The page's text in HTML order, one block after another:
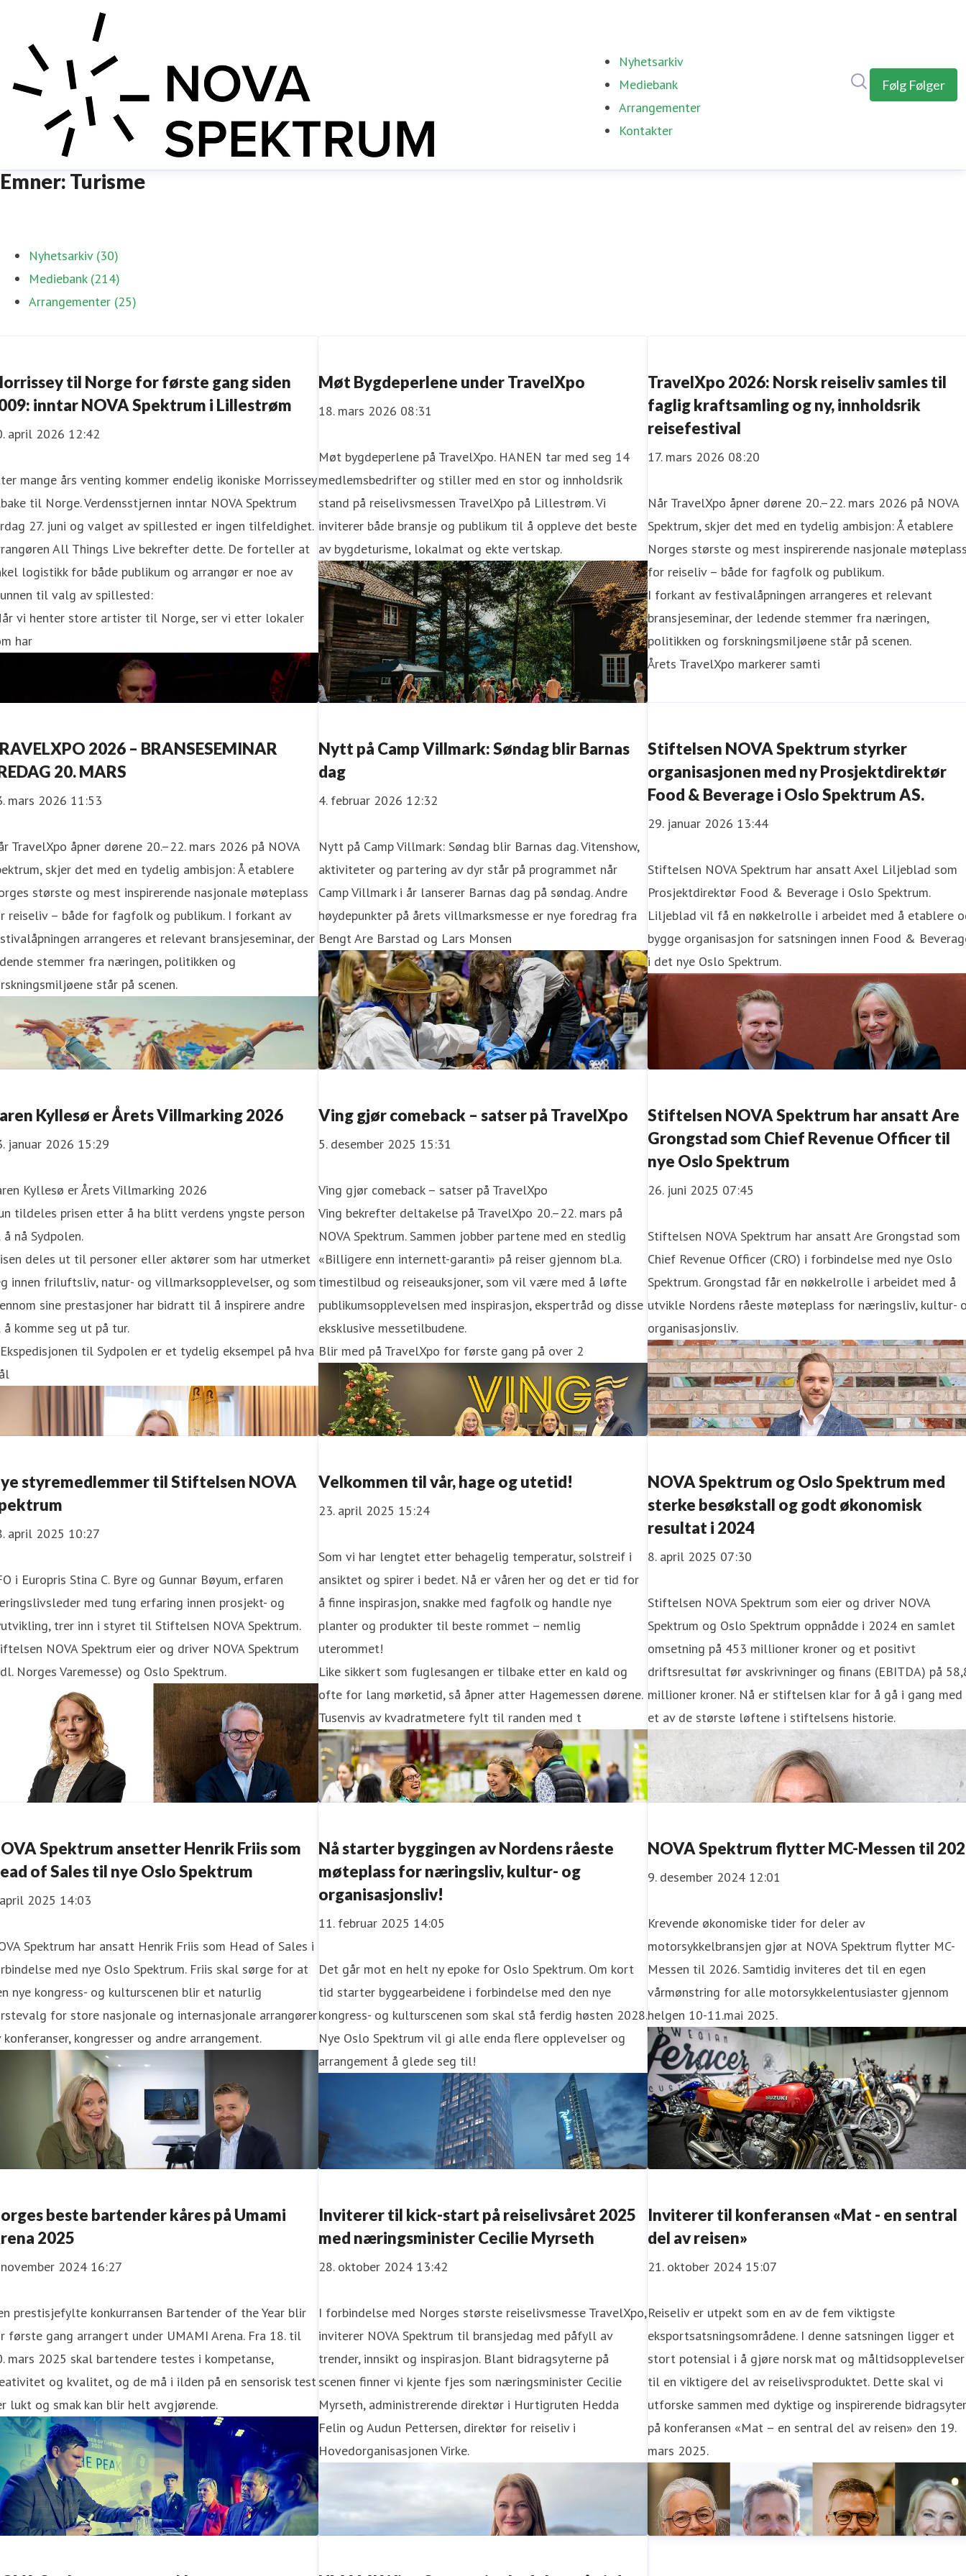
Nyhetsarkiv
Mediebank
Arrangementer
Kontakter
Følg Følger
Emner: Turisme
Nyhetsarkiv (30)
Mediebank (214)
Arrangementer (25)
til Norge for første gang siden
inntar NOVA Spektrum i Lillestrøm
april 2026 12:42
mange års venting kommer endelig ikoniske Morrissey
til Norge. Verdensstjernen inntar NOVA Spektrum
27. juni og valget av spillested er ingen tilfeldighet.
All Things Live bekrefter dette. De forteller at
logistikk for både publikum og arrangør er noe av
til valg av spillested:
vi henter store artister til Norge, ser vi etter lokaler
har
Møt Bygdeperlene under TravelXpo
18. mars 2026 08:31
Møt bygdeperlene på TravelXpo. HANEN tar med seg 14
medlemsbedrifter og stiller med en stor og innholdsrik
stand på reiselivsmessen TravelXpo på Lillestrøm. Vi
inviterer både bransje og publikum til å oppleve det beste
av bygdeturisme, lokalmat og ekte vertskap.
TravelXpo 2026: Norsk reiseliv samles til
faglig kraftsamling og ny, innholdsrik
reisefestival
17. mars 2026 08:20
Når TravelXpo åpner dørene 20.–22. mars 2026 på NOVA
Spektrum, skjer det med en tydelig ambisjon: Å etablere
Norges største og mest inspirerende nasjonale
for reiseliv – både for fagfolk og publikum.
I forkant av festivalåpningen arrangeres et relevant
bransjeseminar, der ledende stemmer fra næringen,
politikken og forskningsmiljøene står på scenen.
Årets TravelXpo markerer samti
2026 – BRANSESEMINAR
20. MARS
mars 2026 11:53
TravelXpo åpner dørene 20.–22. mars 2026 på NOVA
skjer det med en tydelig ambisjon: Å etablere
største og mest inspirerende nasjonale møteplass
reiseliv – både for fagfolk og publikum. I forkant av
arrangeres et relevant bransjeseminar, der
stemmer fra næringen, politikken og
står på scenen.
Nytt på Camp Villmark: Søndag blir Barnas
dag
4. februar 2026 12:32
Nytt på Camp Villmark: Søndag blir Barnas dag. Vitenshow,
aktiviteter og partering av dyr står på programmet når
Camp Villmark i år lanserer Barnas dag på søndag. Andre
høydepunkter på årets villmarksmesse er nye foredrag fra
Bengt Are Barstad og Lars Monsen
Stiftelsen NOVA Spektrum styrker
organisasjonen med ny Prosjektdirektør
Food & Beverage i Oslo Spektrum AS.
29. januar 2026 13:44
Stiftelsen NOVA Spektrum har ansatt Axel Liljeblad som
Prosjektdirektør Food & Beverage i Oslo Spektrum.
Liljeblad vil få en nøkkelrolle i arbeidet med å etablere
bygge organisasjon for satsningen innen Food &
i det nye Oslo Spektrum.
Kyllesø er Årets Villmarking 2026
januar 2026 15:29
Kyllesø er Årets Villmarking 2026
tildeles prisen etter å ha blitt verdens yngste person
nå Sydpolen.
deles ut til personer eller aktører som har utmerket
innen friluftsliv, natur- og villmarksopplevelser, og som
sine prestasjoner har bidratt til å inspirere andre
komme seg ut på tur.
til Sydpolen er et tydelig eksempel på hva
Ving gjør comeback – satser på TravelXpo
5. desember 2025 15:31
Ving gjør comeback – satser på TravelXpo
Ving bekrefter deltakelse på TravelXpo 20.–22. mars på
NOVA Spektrum. Sammen jobber partene med en stedlig
«Billigere enn internett-garanti» på reiser gjennom bl.a.
timestilbud og reiseauksjoner, som vil være med å løfte
publikumsopplevelsen med inspirasjon, ekspertråd og disse
eksklusive messetilbudene.
Blir med på TravelXpo for første gang på over 2
Stiftelsen NOVA Spektrum har ansatt Are
Grongstad som Chief Revenue Officer til
nye Oslo Spektrum
26. juni 2025 07:45
Stiftelsen NOVA Spektrum har ansatt Are Grongstad som
Chief Revenue Officer (CRO) i forbindelse med nye Oslo
Spektrum. Grongstad får en nøkkelrolle i arbeidet med å
utvikle Nordens råeste møteplass for næringsliv, kultur-
organisasjonsliv.
styremedlemmer til Stiftelsen NOVA
april 2025 10:27
i Europris Stina C. Byre og Gunnar Bøyum, erfaren
med tung erfaring innen prosjekt- og
trer inn i styret til Stiftelsen NOVA Spektrum.
NOVA Spektrum eier og driver NOVA Spektrum
Norges Varemesse) og Oslo Spektrum.
Velkommen til vår, hage og utetid!
23. april 2025 15:24
Som vi har lengtet etter behagelig temperatur, solstreif i
ansiktet og spirer i bedet. Nå er våren her og det er tid for
å finne inspirasjon, snakke med fagfolk og handle nye
planter og produkter til beste rommet – nemlig
uterommet!
Like sikkert som fuglesangen er tilbake etter en kald og
ofte for lang mørketid, så åpner atter Hagemessen dørene.
Tusenvis av kvadratmetere fylt til randen med t
NOVA Spektrum og Oslo Spektrum med
sterke besøkstall og godt økonomisk
resultat i 2024
8. april 2025 07:30
Stiftelsen NOVA Spektrum som eier og driver NOVA
Spektrum og Oslo Spektrum oppnådde i 2024 en samlet
omsetning på 453 millioner kroner og et positivt
driftsresultat før avskrivninger og finans (EBITDA) på
millioner kroner. Nå er stiftelsen klar for å gå i gang med
et av de største løftene i stiftelsens historie.
Spektrum ansetter Henrik Friis som
of Sales til nye Oslo Spektrum
2025 14:03
Spektrum har ansatt Henrik Friis som Head of Sales i
med nye Oslo Spektrum. Friis skal sørge for at
nye kongress- og kulturscenen blir et naturlig
for store nasjonale og internasjonale arrangører
konferanser, kongresser og andre arrangement.
Nå starter byggingen av Nordens råeste
møteplass for næringsliv, kultur- og
organisasjonsliv!
11. februar 2025 14:05
Det går mot en helt ny epoke for Oslo Spektrum. Om kort
tid starter byggearbeidene i forbindelse med den nye
kongress- og kulturscenen som skal stå ferdig høsten 2028.
Nye Oslo Spektrum vil gi alle enda flere opplevelser og
arrangement å glede seg til!
NOVA Spektrum flytter MC-Messen til
9. desember 2024 12:01
Krevende økonomiske tider for deler av
motorsykkelbransjen gjør at NOVA Spektrum flytter MC-
Messen til 2026. Samtidig inviteres det til en egen
vårmønstring for alle motorsykkelentusiaster gjennom
helgen 10-11.mai 2025.
beste bartender kåres på Umami
2025
2024 16:27
prestisjefylte konkurransen Bartender of the Year blir
første gang arrangert under UMAMI Arena. Fra 18. til
mars 2025 skal bartendere testes i kompetanse,
og kvalitet, og de må i ilden på en sensorisk test
lukt og smak kan blir helt avgjørende.
Inviterer til kick-start på reiselivsåret 2025
med næringsminister Cecilie Myrseth
28. oktober 2024 13:42
I forbindelse med Norges største reiselivsmesse TravelXpo,
inviterer NOVA Spektrum til bransjedag med påfyll av
trender, innsikt og inspirasjon. Blant bidragsyterne på
scenen finner vi kjente fjes som næringsminister Cecilie
Myrseth, administrerende direktør i Hurtigruten Hedda
Felin og Audun Pettersen, direktør for reiseliv i
Hovedorganisasjonen Virke.
Inviterer til konferansen «Mat - en sentral
del av reisen»
21. oktober 2024 15:07
Reiseliv er utpekt som en av de fem viktigste
eksportsatsningsområdene. I denne satsningen ligger et
stort potensial i å gjøre norsk mat og måltidsopplevelser
til en viktigere del av reiselivsproduktet. Dette skal vi
utforske sammen med dyktige og inspirerende
på konferansen «Mat – en sentral del av reisen» den 19.
mars 2025.